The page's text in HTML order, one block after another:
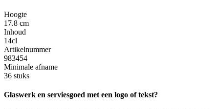
Hoogte
17.8 cm
Inhoud
14cl
Artikelnummer
983454
Minimale afname
36 stuks
Glaswerk en serviesgoed met een logo of tekst?